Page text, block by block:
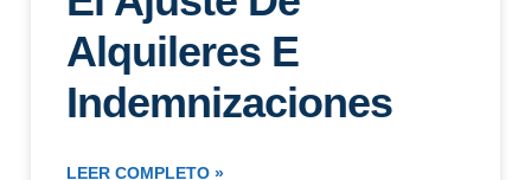
Alquileres E
Indemnizaciones
LEER COMPLETO »